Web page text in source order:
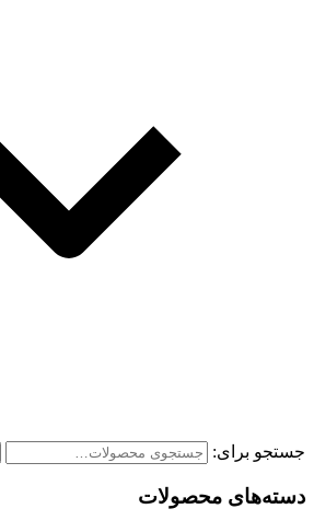
جستجو برای:
دسته‌های محصولات